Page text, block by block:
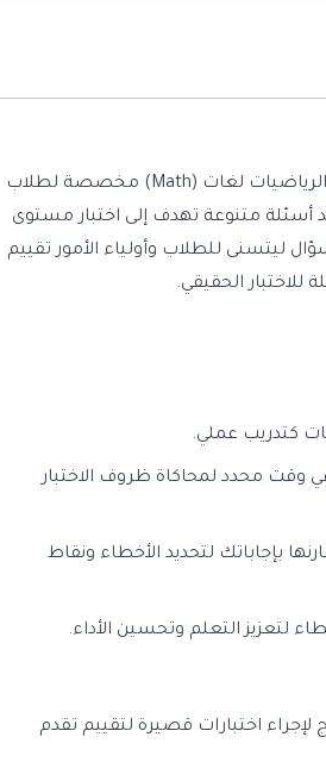
يتضمن الملف مجموعة من نماذج الامتحانات التدريبية لمادة الرياضيات لغات (Math) مخصصة لطلاب
وتغطي منهج شهر مارس 2026. ستجد أسئلة متنوعة تهدف إلى اختبار مستوى
ليتسنى للطلاب وأولياء الأمور تقييم
للاختبار الحقيقي.
كتدريب عملي.
وقت محدد لمحاكاة ظروف الاختبار
بإجاباتك لتحديد الأخطاء ونقاط
لتعزيز التعلم وتحسين الأداء.
اختبارات قصيرة لتقييم تقدم